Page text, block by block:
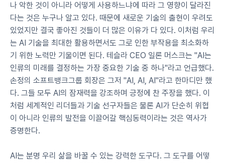
나 악한 것이 아니라 어떻게 사용하느냐에 따라 그 영향이 달라진
다는 것은 누구나 알고 있다. 때문에 새로운 기술의 출현이 우려도
있었지만 결국 좋아진 것들이 더 많은 이유가 다 있다. 이처럼 우리
는 AI 기술을 최대한 활용하면서도 그로 인한 부작용을 최소화하
기 위한 노력만 기울이면 된다. 테슬라 CEO 일론 머스크는 "AI는
인류의 미래를 결정하는 가장 중요한 기술 중 하나"라고 언급했다.
손정의 소프트뱅크그룹 회장은 그저 "AI, AI, AI"라고 한마디만 했
다. 그들 모두 AI의 잠재력을 강조하며 긍정에 찬 주장을 했다. 이
처럼 세계적인 리더들과 기술 선구자들은 물론 AI가 단순히 위협
이 아니라 인류의 발전을 이끌어갈 핵심동력이라는 것은 역사가
증명한다.
AI는 분명 우리 삶을 바꿀 수 있는 강력한 도구다. 그 도구를 어떻